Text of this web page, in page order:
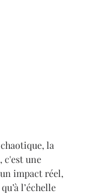
la
c'est une
impact réel,
l’échelle